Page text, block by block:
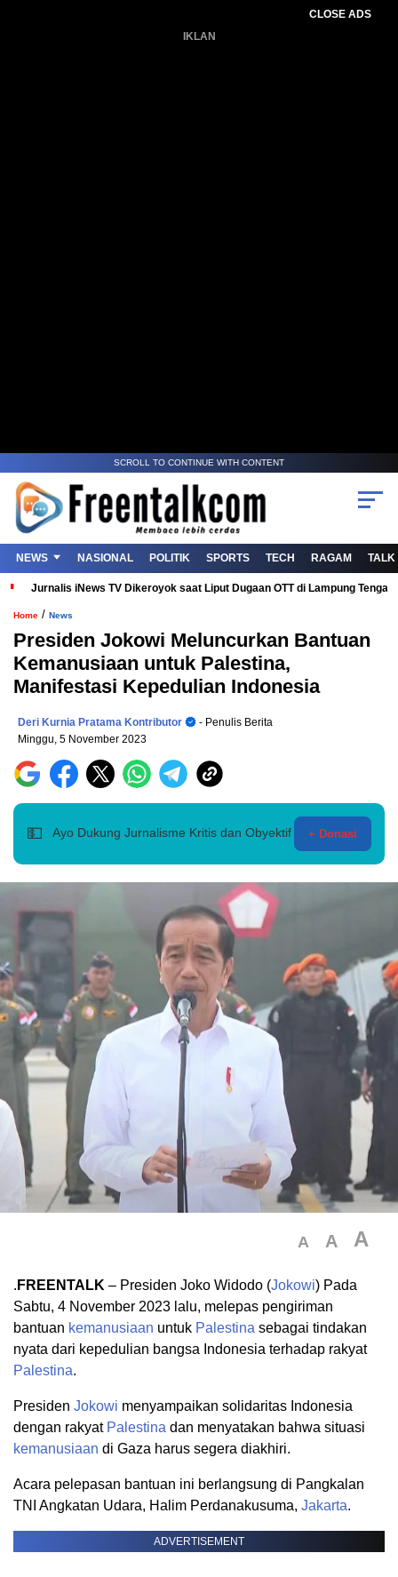
CLOSE ADS
IKLAN
SCROLL TO CONTINUE WITH CONTENT
NEWS NASIONAL POLITIK SPORTS TECH RAGAM TALK
Jurnalis iNews TV Dikeroyok saat Liput Dugaan OTT di Lampung
Home / News
Presiden Jokowi Meluncurkan Bantuan
Kemanusiaan untuk Palestina,
Manifestasi Kepedulian Indonesia
Deri Kurnia Pratama Kontributor
- Penulis Berita
Minggu, 5 November 2023
💵 Ayo Dukung Jurnalisme Kritis dan Obyektif + Donasi
A A A
. FREENTALK – Presiden Joko Widodo (Jokowi) Pada
Sabtu, 4 November 2023 lalu, melepas pengiriman
bantuan kemanusiaan untuk Palestina sebagai tindakan
nyata dari kepedulian bangsa Indonesia terhadap rakyat
Palestina.
Presiden Jokowi menyampaikan solidaritas Indonesia
dengan rakyat Palestina dan menyatakan bahwa situasi
kemanusiaan di Gaza harus segera diakhiri.
Acara pelepasan bantuan ini berlangsung di Pangkalan
TNI Angkatan Udara, Halim Perdanakusuma, Jakarta.
ADVERTISEMENT